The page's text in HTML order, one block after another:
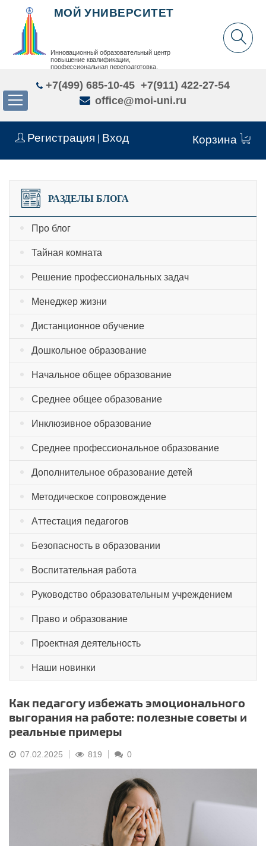
Регистрация Вход Корзина
МОЙ УНИВЕРСИТЕТ
Инновационный образовательный центр
повышение квалификации,
профессиональная переподготовка,
+7(499) 685-10-45 +7(911) 422-27-54
office@moi-uni.ru
Как педагогу избежать эмоционального
выгорания на работе: полезные советы и
реальные примеры
07.02.2025 819 0
РАЗДЕЛЫ БЛОГА
Про блог
Тайная комната
Решение профессиональных задач
Менеджер жизни
Дистанционное обучение
Дошкольное образование
Начальное общее образование
Среднее общее образование
Инклюзивное образование
Среднее профессиональное образование
Дополнительное образование детей
Методическое сопровождение
Аттестация педагогов
Безопасность в образовании
Воспитательная работа
Руководство образовательным учреждением
Право и образование
Проектная деятельность
Наши новинки